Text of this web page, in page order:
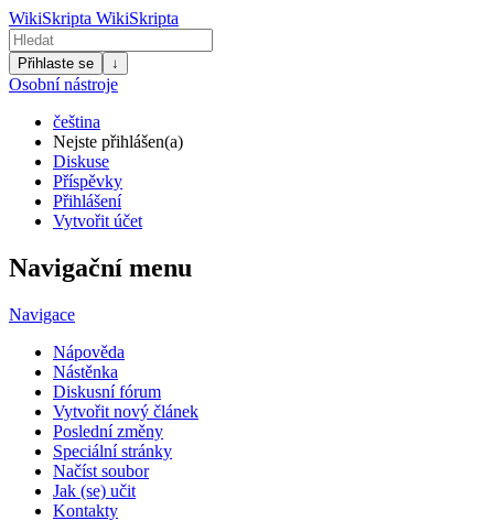
WikiSkripta WikiSkripta
Přihlaste se ↓
Osobní nástroje
čeština
Nejste přihlášen(a)
Diskuse
Příspěvky
Přihlášení
Vytvořit účet
Navigační menu
Navigace
Nápověda
Nástěnka
Diskusní fórum
Vytvořit nový článek
Poslední změny
Speciální stránky
Načíst soubor
Jak (se) učit
Kontakty